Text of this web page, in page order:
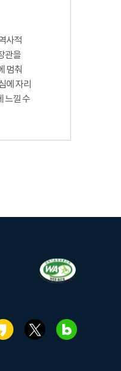
사적
관을
멈춰
에 자리
느낄 수